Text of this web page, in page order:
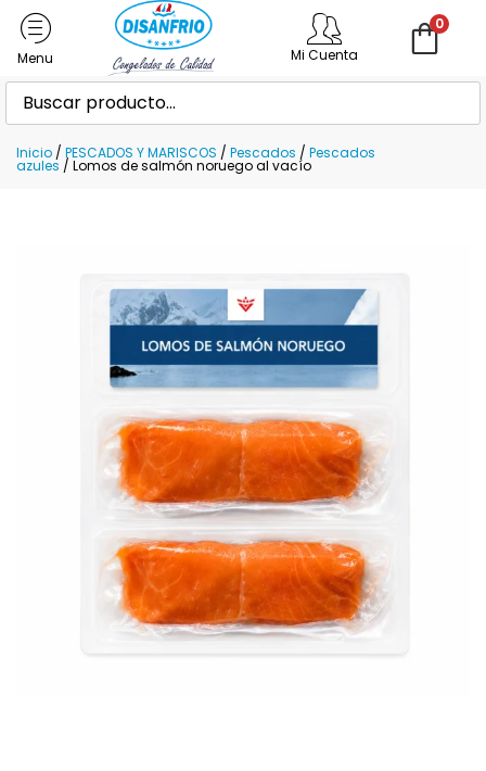
Mi Cuenta
0
Inicio / PESCADOS Y MARISCOS / Pescados / Pescados
azules / Lomos de salmón noruego al vacío